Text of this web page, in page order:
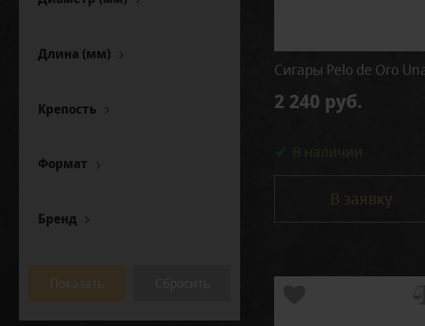
Длина (мм)
Крепость
средняя
Формат
Doble Robusto
Petit Belicoso
Бренд
Показать
Сигары Pelo de Oro
2 240 руб.
В наличии
В заявку